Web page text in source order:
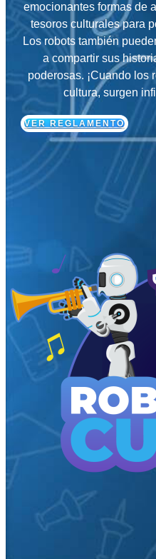
emocionantes formas de
tesoros culturales para
Los robots también
a compartir sus
poderosas. ¡Cuando los
cultura, surgen
VER REGLAMENTO